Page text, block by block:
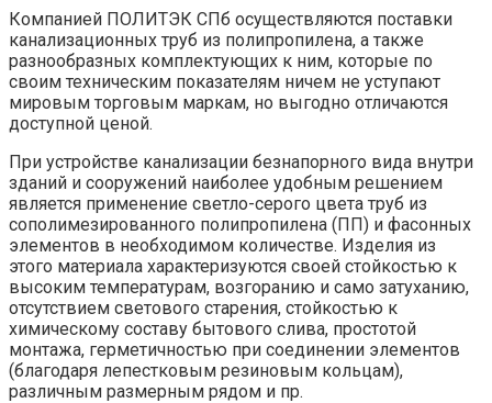
Компанией ПОЛИТЭК СПб осуществляются поставки
канализационных труб из полипропилена, а также
разнообразных комплектующих к ним, которые по
своим техническим показателям ничем не уступают
мировым торговым маркам, но выгодно отличаются
доступной ценой.
При устройстве канализации безнапорного вида внутри
зданий и сооружений наиболее удобным решением
является применение светло-серого цвета труб из
сополимезированного полипропилена (ПП) и фасонных
элементов в необходимом количестве. Изделия из
этого материала характеризуются своей стойкостью к
высоким температурам, возгоранию и само затуханию,
отсутствием светового старения, стойкостью к
химическому составу бытового слива, простотой
монтажа, герметичностью при соединении элементов
(благодаря лепестковым резиновым кольцам),
различным размерным рядом и пр.